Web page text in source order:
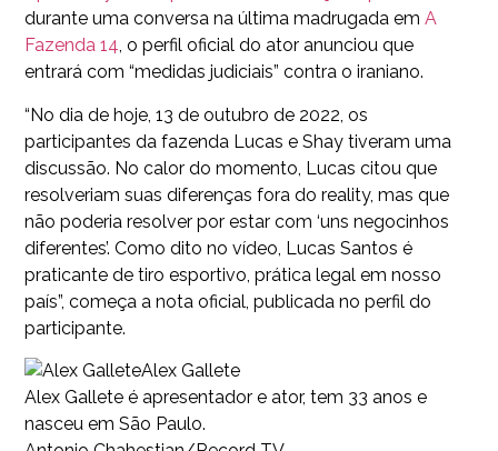
durante uma conversa na última madrugada em A
Fazenda 14, o perfil oficial do ator anunciou que
entrará com “medidas judiciais” contra o iraniano.
“No dia de hoje, 13 de outubro de 2022, os
participantes da fazenda Lucas e Shay tiveram uma
discussão. No calor do momento, Lucas citou que
resolveriam suas diferenças fora do reality, mas que
não poderia resolver por estar com ‘uns negocinhos
diferentes’. Como dito no vídeo, Lucas Santos é
praticante de tiro esportivo, prática legal em nosso
país”, começa a nota oficial, publicada no perfil do
participante.
Alex Gallete
Alex Gallete é apresentador e ator, tem 33 anos e
nasceu em São Paulo.